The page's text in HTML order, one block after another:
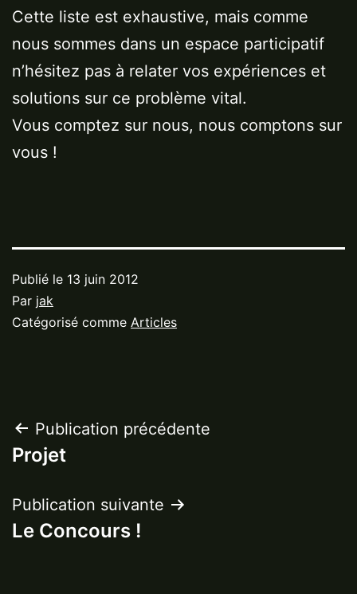
Cette liste est exhaustive, mais comme
nous sommes dans un espace participatif
n’hésitez pas à relater vos expériences et
solutions sur ce problème vital.
Vous comptez sur nous, nous comptons sur
vous !
Publié le 13 juin 2012
Par jak
Catégorisé comme Articles
Navigation
de
l’article
Publication précédente
Projet
Publication suivante
Le Concours !